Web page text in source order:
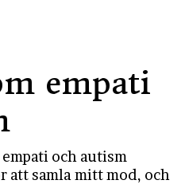
empati
och autism
att samla mitt mod, och